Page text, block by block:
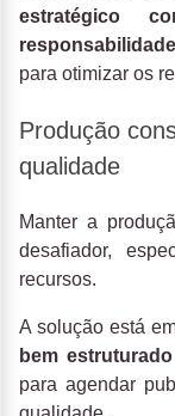
estratégico
para otimizar os
Produção
qualidade
Manter a
desafiador,
recursos.
A solução está
bem
para agendar